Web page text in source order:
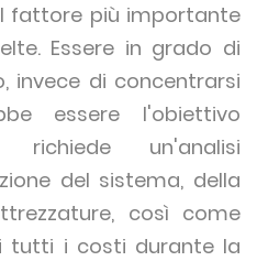
fattore più importante
Essere in grado di
invece di concentrarsi
essere l'obiettivo
richiede un'analisi
del sistema, della
così come
tutti i costi durante la